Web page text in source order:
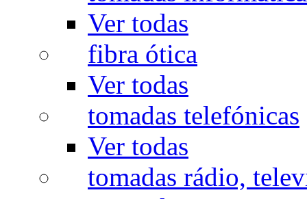
Ver todas
fibra ótica
Ver todas
tomadas telefónicas
Ver todas
tomadas rádio,